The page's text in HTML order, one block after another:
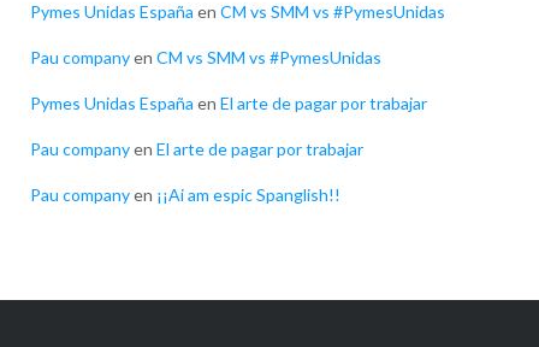
Pymes Unidas España en CM vs SMM vs #PymesUnidas
Pau companyen CM vs SMM vs #PymesUnidas
Pymes Unidas España en El arte de pagar por trabajar
Pau companyen El arte de pagar por trabajar
Pau companyen ¡¡Ai am espic Spanglish!!